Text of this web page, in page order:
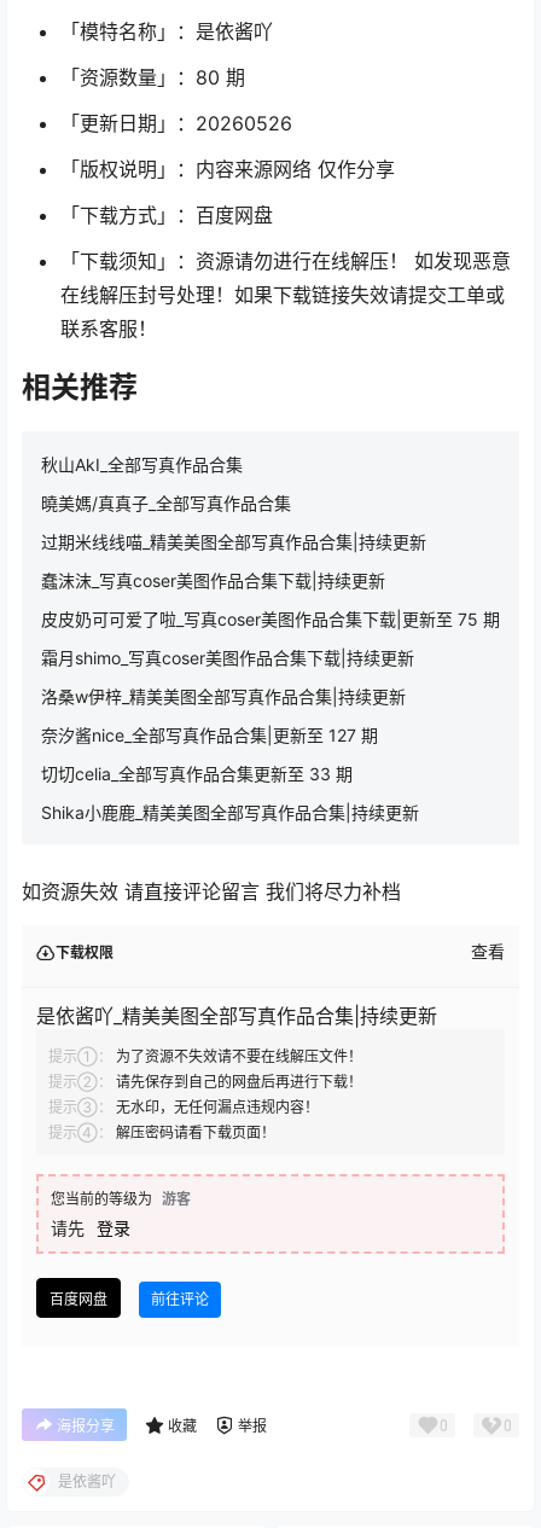
「模特名称」：是依酱吖
「资源数量」：80 期
「更新日期」：20260526
「版权说明」：内容来源网络 仅作分享
「下载方式」：百度网盘
「下载须知」：资源请勿进行在线解压！ 如发现恶意
在线解压封号处理！如果下载链接失效请提交工单或
联系客服！
相关推荐
秋山AkI_全部写真作品合集
曉美媽/真真子_全部写真作品合集
过期米线线喵_精美美图全部写真作品合集|持续更新
蠢沫沫_写真coser美图作品合集下载|持续更新
皮皮奶可可爱了啦_写真coser美图作品合集下载|更新至 75 期
霜月shimo_写真coser美图作品合集下载|持续更新
洛桑w伊梓_精美美图全部写真作品合集|持续更新
奈汐酱nice_全部写真作品合集|更新至 127 期
切切celia_全部写真作品合集更新至 33 期
Shika小鹿鹿_精美美图全部写真作品合集|持续更新
如资源失效 请直接评论留言 我们将尽力补档
下载权限 查看
是依酱吖_精美美图全部写真作品合集|持续更新
提示①：
为了资源不失效请不要在线解压文件！
提示②：
请先保存到自己的网盘后再进行下载！
提示③：
无水印，无任何漏点违规内容！
提示④：
解压密码请看下载页面！
您当前的等级为 游客
请先 登录
百度网盘 前往评论
海报分享 收藏 举报 0 0
是依酱吖